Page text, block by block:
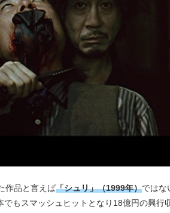
作品と言えば「シュリ」（1999年）ではな
もスマッシュヒットとなり18億円の興行